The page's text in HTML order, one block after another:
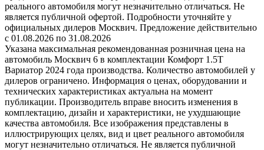
реального автомобиля могут незначительно отличаться. Не
является публичной офертой. Подробности уточняйте у
официальных дилеров Москвич. Предложение действительно
с 01.08.2026 по 31.08.2026
Указана максимальная рекомендованная розничная цена на
автомобиль Москвич 6 в комплектации Комфорт 1.5T
Вариатор 2024 года производства. Количество автомобилей у
дилеров ограничено. Информация о ценах, оборудовании и
технических характеристиках актуальна на момент
публикации. Производитель вправе вносить изменения в
комплектацию, дизайн и характеристики, не ухудшающие
качества автомобиля. Все изображения представлены в
иллюстрирующих целях, вид и цвет реального автомобиля
могут незначительно отличаться. Не является публичной